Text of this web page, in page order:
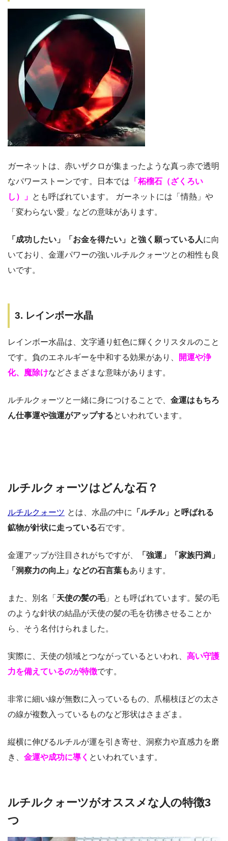
ガーネットは、赤いザクロが集まったような真っ赤で透明
なパワーストーンです。日本では 「柘榴石（ざくろい
し）」 とも呼ばれています。 ガーネットには「情熱」や
「変わらない愛」などの意味があります。
「成功したい」「お金を得たい」と強く願っている人に向
いており、金運パワーの強いルチルクォーツとの相性も良
いです。
3. レインボー水晶
レインボー水晶は、文字通り虹色に輝くクリスタルのこと
です。負のエネルギーを中和する効果があり、
開運や浄
化、魔除けなどさまざまな意味があります。
ルチルクォーツと一緒に身につけることで、 金運はもちろ
ん仕事運や強運がアップするといわれています。
ルチルクォーツはどんな石？
ルチルクォーツ とは、水晶の中に
「ルチル」と呼ばれる
鉱物が針状に走っている石です。
金運アップが注目されがちですが、
「強運」「家族円満」
「洞察力の向上」などの石言葉もあります。
また、別名「 天使の髪の毛」とも呼ばれています。髪の毛
のような針状の結晶が天使の髪の毛を彷彿させることか
ら、そう名付けられました。
実際に、天使の領域とつながっているといわれ、 高い守護
力を備えているのが特徴です。
非常に細い線が無数に入っているもの、爪楊枝ほどの太さ
の線が複数入っているものなど形状はさまざま。
縦横に伸びるルチルが運を引き寄せ、洞察力や直感力を磨
き、 金運や成功に導く といわれています。
ルチルクォーツがオススメな人の特徴3
つ